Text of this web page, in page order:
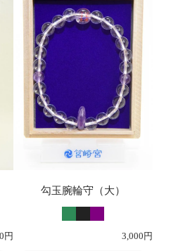
円
勾玉腕輪守（大）
3,000円